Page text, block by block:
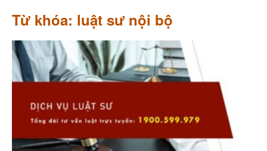
Từ khóa: luật sư nội bộ